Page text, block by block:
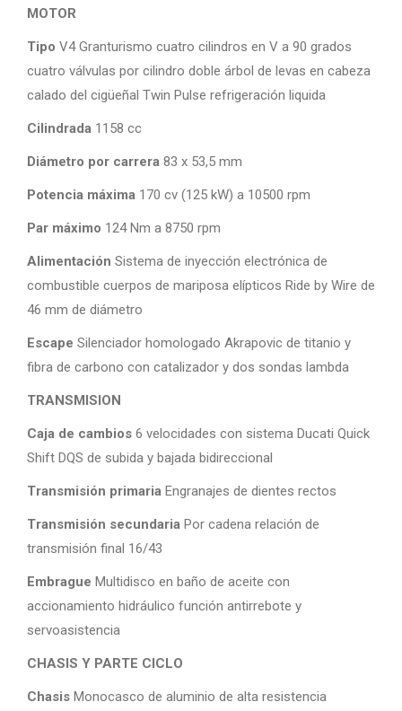
MOTOR
Tipo V4 Granturismo cuatro cilindros en V a 90 grados
cuatro válvulas por cilindro doble árbol de levas en cabeza
calado del cigüeñal Twin Pulse refrigeración liquida
Cilindrada 1158 cc
Diámetro por carrera 83 x 53,5 mm
Potencia máxima 170 cv (125 kW) a 10500 rpm
Par máximo 124 Nm a 8750 rpm
Alimentación Sistema de inyección electrónica de
combustible cuerpos de mariposa elípticos Ride by Wire de
46 mm de diámetro
Escape Silenciador homologado Akrapovic de titanio y
fibra de carbono con catalizador y dos sondas lambda
TRANSMISION
Caja de cambios 6 velocidades con sistema Ducati Quick
Shift DQS de subida y bajada bidireccional
Transmisión primaria Engranajes de dientes rectos
Transmisión secundaria Por cadena relación de
transmisión final 16/43
Embrague Multidisco en baño de aceite con
accionamiento hidráulico función antirrebote y
servoasistencia
CHASIS Y PARTE CICLO
Chasis Monocasco de aluminio de alta resistencia